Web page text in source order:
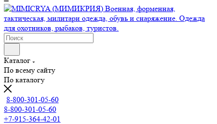
Каталог
По всему сайту
По каталогу
8-800-301-05-60
8-800-301-05-60
+7-915-364-42-01